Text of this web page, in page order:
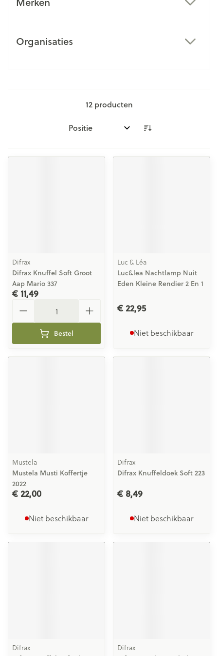
Organisaties
12producten
Sorteer op:
Difrax
Difrax Knuffel Soft Groot
Aap Mario 337
€ 11,49
Bestel
Luc & Léa
Luc&lea Nachtlamp Nuit
Eden Kleine Rendier 2 En 1
€ 22,95
Niet beschikbaar
Mustela
Mustela Musti Koffertje
2022
€ 22,00
Niet beschikbaar
Difrax
Difrax Knuffeldoek Soft 223
€ 8,49
Niet beschikbaar
Difrax Difrax